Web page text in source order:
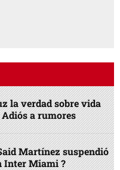
la verdad sobre vida
a rumores
Martínez suspendió
Inter Miami ?